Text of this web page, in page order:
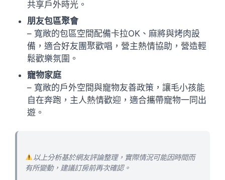
共享戶外時光。
朋友包區聚會
– 寬敞的包區空間配備卡拉OK、麻將與烤肉設
備，適合好友團聚歡唱，營主熱情協助，營造輕
鬆歡樂氛圍。
寵物家庭
– 寬敞的戶外空間與寵物友善政策，讓毛小孩能
自在奔跑，主人熱情歡迎，適合攜帶寵物一同出
遊。
以上分析基於網友評論整理，實際情況可能因時間而
有所變動，建議訂房前再次確認。